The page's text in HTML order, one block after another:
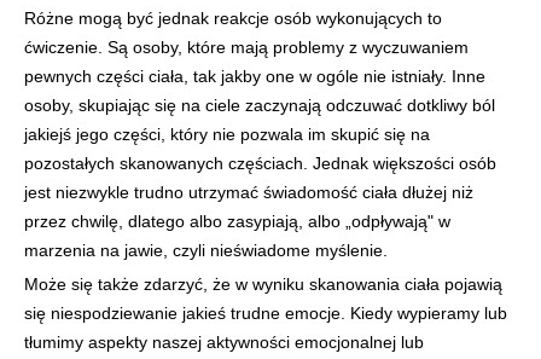
Różne mogą być jednak reakcje osób wykonujących to
ćwiczenie. Są osoby, które mają problemy z wyczuwaniem
pewnych części ciała, tak jakby one w ogóle nie istniały. Inne
osoby, skupiając się na ciele zaczynają odczuwać dotkliwy ból
jakiejś jego części, który nie pozwala im skupić się na
pozostałych skanowanych częściach. Jednak większości osób
jest niezwykle trudno utrzymać świadomość ciała dłużej niż
przez chwilę, dlatego albo zasypiają, albo „odpływają" w
marzenia na jawie, czyli nieświadome myślenie.
Może się także zdarzyć, że w wyniku skanowania ciała pojawią
się niespodziewanie jakieś trudne emocje. Kiedy wypieramy lub
tłumimy aspekty naszej aktywności emocjonalnej lub